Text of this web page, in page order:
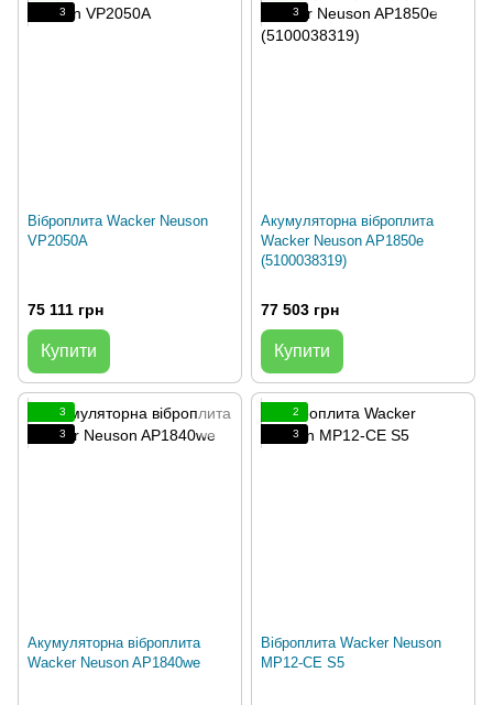
3
Віброплита Wacker Neuson
VP2050A
75 111 грн
Купити
3
Акумуляторна віброплита
Wacker Neuson AP1850e
(5100038319)
77 503 грн
Купити
3
3
Акумуляторна віброплита
Wacker Neuson AP1840we
2
3
Віброплита Wacker Neuson
MP12-CE S5